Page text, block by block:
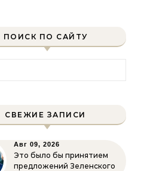
ПОИСК ПО САЙТУ
СВЕЖИЕ ЗАПИСИ
Авг 09, 2026
Это было бы принятием
предложений Зеленского